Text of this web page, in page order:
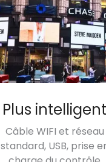
Plus intelligent
Câble WIFI et réseau
standard, USB, prise